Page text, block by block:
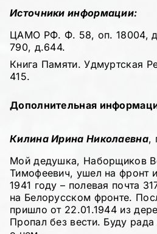
Источники информации:
ЦАМО РФ. Ф. 58, оп. 18004,
790, д.644.
Книга Памяти. Удмуртская
415.
Дополнительная
Килина Ирина Николаевна,
Мой дедушка, Наборщиков
Тимофеевич, ушел на фронт
1941 году – полевая почта
на Белорусском фронте.
пришло от 22.01.1944 из
Пропал без вести. Буду